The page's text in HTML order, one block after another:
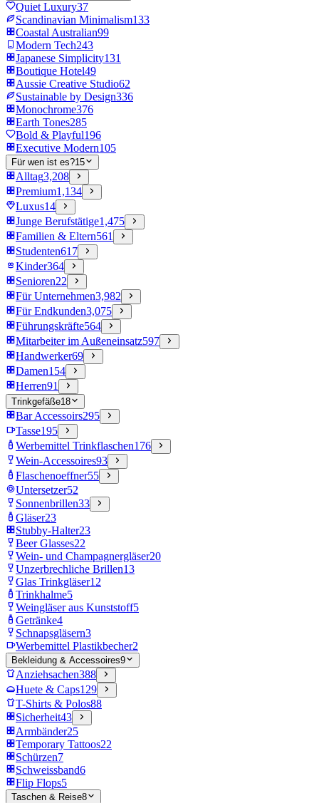
Quiet Luxury37
Scandinavian Minimalism133
Coastal Australian99
Modern Tech243
Japanese Simplicity131
Boutique Hotel49
Aussie Creative Studio62
Sustainable by Design336
Monochrome376
Earth Tones285
Bold & Playful196
Executive Modern105
Für wen ist es?15
Alltag3,208
Premium1,134
Luxus14
Junge Berufstätige1,475
Familien & Eltern561
Studenten617
Kinder364
Senioren22
Für Unternehmen3,982
Für Endkunden3,075
Führungskräfte564
Mitarbeiter im Außeneinsatz597
Handwerker69
Damen154
Herren91
Trinkgefäße18
Bar Accessoirs295
Tasse195
Werbemittel Trinkflaschen176
Wein-Accessoires93
Flaschenoeffner55
Untersetzer52
Sonnenbrillen33
Gläser23
Stubby-Halter23
Beer Glasses22
Wein- und Champagnergläser20
Unzerbrechliche Brillen13
Glas Trinkgläser12
Trinkhalme5
Weingläser aus Kunststoff5
Getränke4
Schnapsgläsern3
Werbemittel Plastikbecher2
Bekleidung & Accessoires9
Anziehsachen388
Huete & Caps129
T-Shirts & Polos88
Sicherheit43
Armbänder25
Temporary Tattoos22
Schürzen7
Schweissband6
Flip Flops5
Taschen & Reise8